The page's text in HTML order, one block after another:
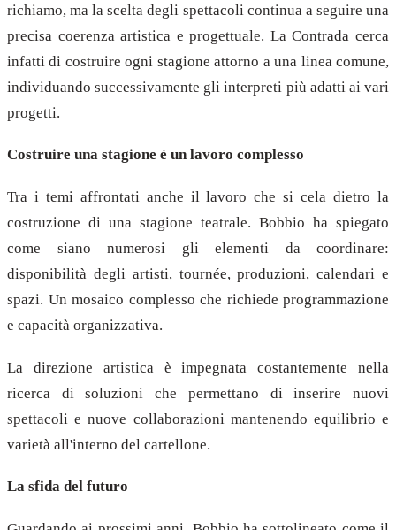
richiamo, ma la scelta degli spettacoli continua a seguire una
precisa coerenza artistica e progettuale. La Contrada cerca
infatti di costruire ogni stagione attorno a una linea comune,
individuando successivamente gli interpreti più adatti ai vari
progetti.
Costruire una stagione è un lavoro complesso
Tra i temi affrontati anche il lavoro che si cela dietro la
costruzione di una stagione teatrale. Bobbio ha spiegato
come siano numerosi gli elementi da coordinare:
disponibilità degli artisti, tournée, produzioni, calendari e
spazi. Un mosaico complesso che richiede programmazione
e capacità organizzativa.
La direzione artistica è impegnata costantemente nella
ricerca di soluzioni che permettano di inserire nuovi
spettacoli e nuove collaborazioni mantenendo equilibrio e
varietà all'interno del cartellone.
La sfida del futuro